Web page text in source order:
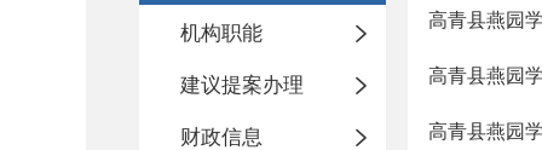
机构职能
建议提案办理
财政信息
高青县燕园
高青县燕园
高青县燕园